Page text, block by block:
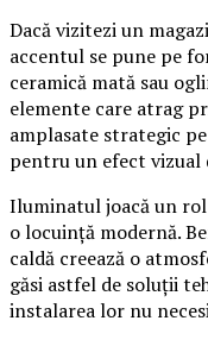
Dacă vizitezi un
accentul se pune pe
ceramică mată sau
elemente care atrag
amplasate strategic
pentru un efect vizual
Iluminatul joacă un
o locuință modernă.
caldă creează o
găsi astfel de soluții
instalarea lor nu